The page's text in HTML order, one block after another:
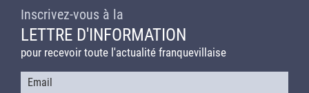
Inscrivez-vous à la
LETTRE D'INFORMATION
pour recevoir toute l'actualité franquevillaise
Courriel